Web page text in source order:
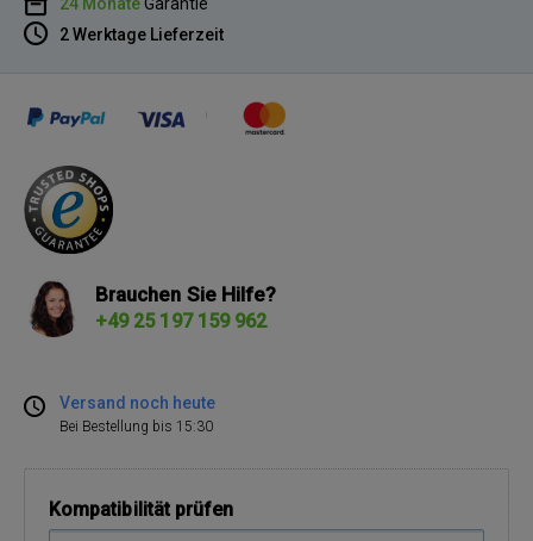
2 Werktage Lieferzeit
Brauchen Sie Hilfe?
+49 25 197 159 962
Versand noch heute
Bei Bestellung bis 15:30
Kompatibilität prüfen